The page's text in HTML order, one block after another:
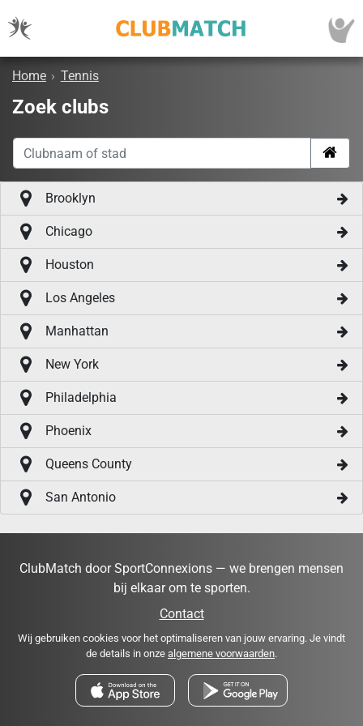
Home › Tennis
Zoek clubs
Brooklyn
Chicago
Houston
Los Angeles
Manhattan
New York
Philadelphia
Phoenix
Queens County
San Antonio
ClubMatch door SportConnexions — we brengen mensen
bij elkaar om te sporten.
Contact
Wij gebruiken cookies voor het optimaliseren van jouw ervaring. Je vindt
de details in onze algemene voorwaarden.